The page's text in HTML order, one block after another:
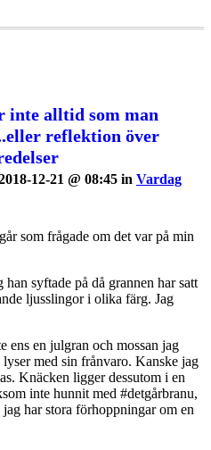
inte alltid som man
reflektion över
12-21 @ 08:45 in Vardag
som frågade om det var på min
syftade på då grannen har satt
ljusslingor i olika färg. Jag
ens en julgran och mossan jag
med sin frånvaro. Kanske jag
Knäcken ligger dessutom i en
inte hunnit med #detgårbranu,
har stora förhoppningar om en